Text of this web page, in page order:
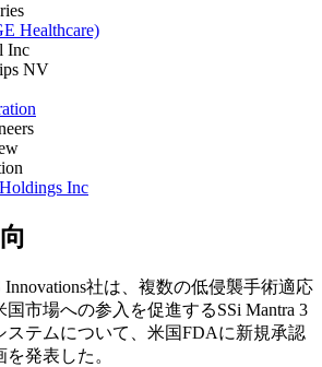
Healthcare)
Inc
NV
Inc
Innovations社は、複数の低侵襲手術適応
市場への参入を促進するSSi Mantra 3
ステムについて、米国FDAに新規承認
発表した。